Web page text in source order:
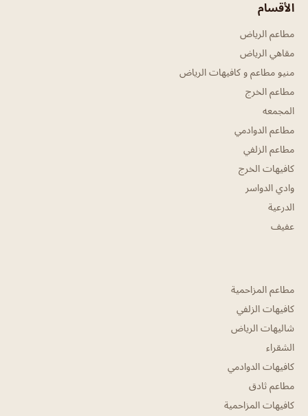
الأقسام
مطاعم الرياض
مقاهي الرياض
منيو مطاعم و كافيهات الرياض
مطاعم الخرج
المجمعه
مطاعم الدوادمي
مطاعم الزلفي
كافيهات الخرج
وادي الدواسر
الدرعية
عفيف
مطاعم المزاحمية
كافيهات الزلفي
شاليهات الرياض
الشقراء
كافيهات الدوادمي
مطاعم ثادق
كافيهات المزاحمية